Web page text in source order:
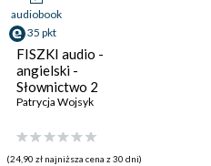
audiobook
35 pkt
FISZKI audio -
angielski -
Słownictwo 2
Patrycja Wojsyk
(24,90 zł najniższa cena z 30 dni)